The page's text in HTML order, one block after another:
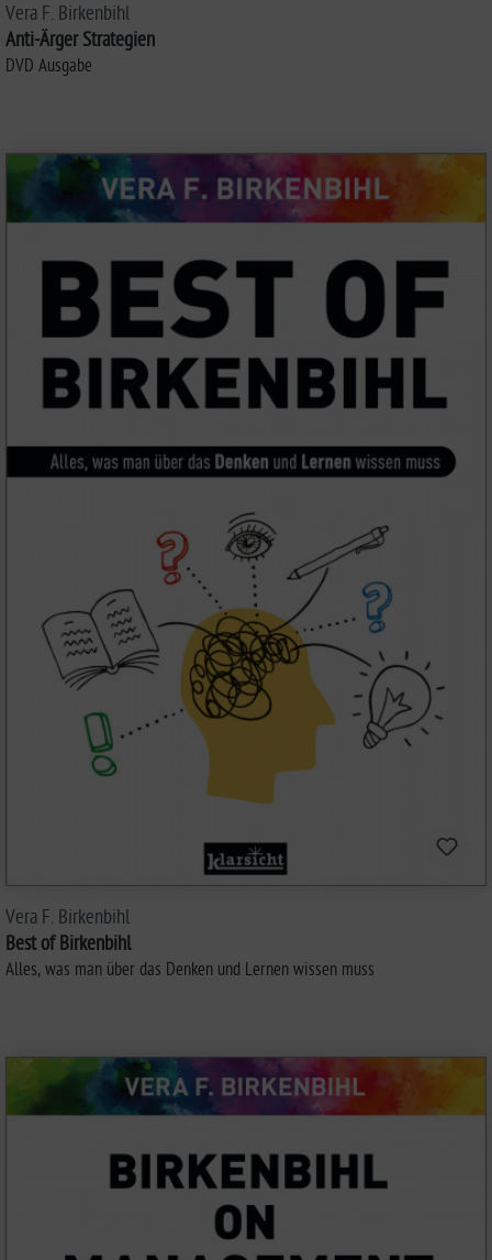
Vera F. Birkenbihl
Anti-Ärger Strategien
DVD Ausgabe
Vera F. Birkenbihl
Best of Birkenbihl
Alles, was man über das Denken und Lernen wissen muss